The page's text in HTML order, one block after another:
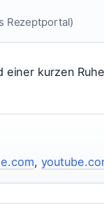
Rezeptportal)
einer kurzen
,